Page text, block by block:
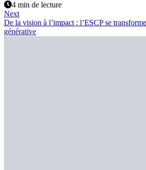
4 min de lecture
Next
De la vision à l’impact : l’ESCP se
générative